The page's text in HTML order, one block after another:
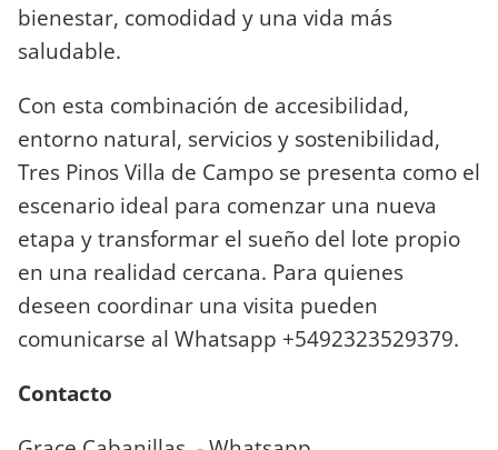
bienestar, comodidad y una vida más
saludable.
Con esta combinación de accesibilidad,
entorno natural, servicios y sostenibilidad,
Tres Pinos Villa de Campo se presenta como el
escenario ideal para comenzar una nueva
etapa y transformar el sueño del lote propio
en una realidad cercana. Para quienes
deseen coordinar una visita pueden
comunicarse al Whatsapp +5492323529379.
Contacto